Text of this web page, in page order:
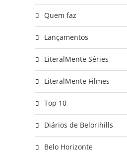
Quem faz
Lançamentos
LiteralMente Séries
LiteralMente Filmes
Top 10
Diários de Belorihills
Belo Horizonte